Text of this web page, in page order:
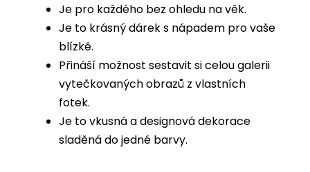
Je pro každého bez ohledu na věk.
Je to krásný dárek s nápadem pro vaše
blízké.
Přináší možnost sestavit si celou galerii
vytečkovaných obrazů z vlastních
fotek.
Je to vkusná a designová dekorace
sladěná do jedné barvy.